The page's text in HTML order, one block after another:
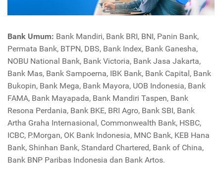
Bank Umum: Bank Mandiri, Bank BRI, BNI, Panin Bank,
Permata Bank, BTPN, DBS, Bank Index, Bank Ganesha,
NOBU National Bank, Bank Victoria, Bank Jasa Jakarta,
Bank Mas, Bank Sampoerna, IBK Bank, Bank Capital, Bank
Bukopin, Bank Mega, Bank Mayora, UOB Indonesia, Bank
FAMA, Bank Mayapada, Bank Mandiri Taspen, Bank
Resona Perdania, Bank BKE, BRI Agro, Bank SBI, Bank
Artha Graha Internasional, Commonwealth Bank, HSBC,
ICBC, P.Morgan, OK Bank Indonesia, MNC Bank, KEB Hana
Bank, Shinhan Bank, Standard Chartered, Bank of China,
Bank BNP Paribas Indonesia dan Bank Artos.